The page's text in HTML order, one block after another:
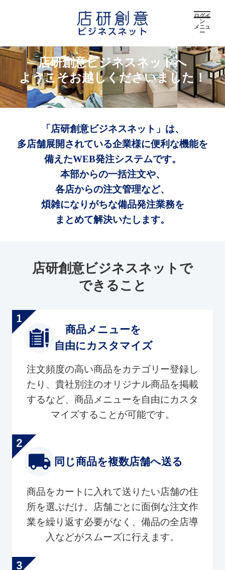
ログイ
ン
メニュ
ー
店研創意ビジネスネットへ
ようこそお越しくださいました！
「店研創意ビジネスネット」は、
多店舗展開されている企業様に便利な機能を
備えたWEB発注システムです。
本部からの一括注文や、
各店からの注文管理など、
煩雑になりがちな備品発注業務を
まとめて解決いたします。
店研創意ビジネスネットで
できること
商品メニューを
自由にカスタマイズ
注文頻度の高い商品をカテゴリー登録し
たり、貴社別注のオリジナル商品を掲載
するなど、商品メニューを自由にカスタ
マイズすることが可能です。
同じ商品を複数店舗へ送る
商品をカートに入れて送りたい店舗の住
所を選ぶだけ。店舗ごとに面倒な注文作
業を繰り返す必要がなく、備品の全店導
入などがスムーズに行えます。